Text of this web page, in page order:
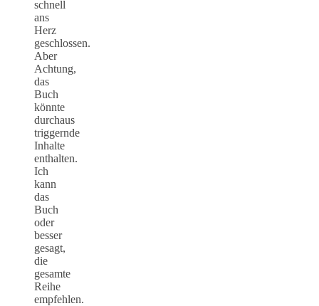
schnell
ans
Herz
geschlossen.
Aber
Achtung,
das
Buch
könnte
durchaus
triggernde
Inhalte
enthalten.
Ich
kann
das
Buch
oder
besser
gesagt,
die
gesamte
Reihe
empfehlen.